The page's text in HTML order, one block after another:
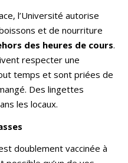
l’Université autorise
et de nourriture
des heures de cours.
respecter une
temps et sont priées de
Des lingettes
les locaux.
doublement vaccinée à